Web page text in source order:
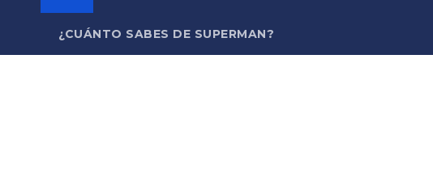
¿CUÁNTO SABES DE SUPERMAN?